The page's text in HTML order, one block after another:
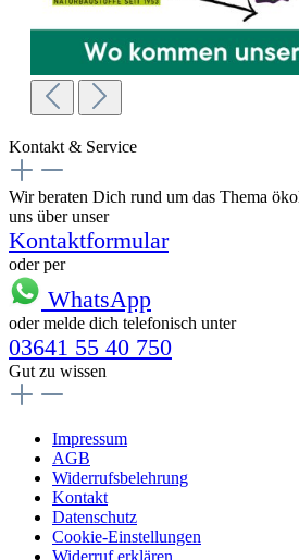
Kontakt & Service
Wir beraten Dich rund um das Thema
uns über unser
Kontaktformular
oder per
WhatsApp
oder melde dich telefonisch unter
03641 55 40 750
Gut zu wissen
Impressum
AGB
Widerrufsbelehrung
Kontakt
Datenschutz
Cookie-Einstellungen
Widerruf erklären